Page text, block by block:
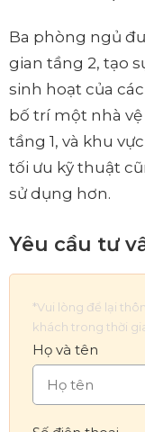
Ba phòng ngủ
gian tầng 2, tạo
sinh hoạt của
bố trí một nhà
tầng 1, và khu
tối ưu kỹ thuật
sử dụng hơn.
Yêu cầu tư
*Vui lòng để lại
khách trong thời
Họ và tên